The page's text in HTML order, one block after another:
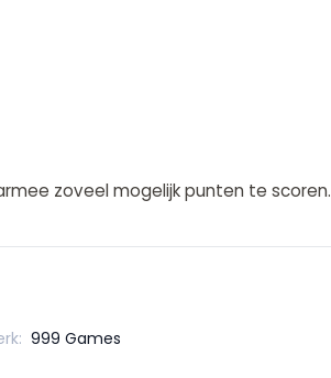
zoveel mogelijk punten te scoren.
999 Games